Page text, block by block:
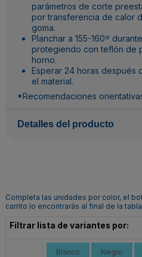
parámetros de corte
por transferencia de calor
goma.
Planchar a 155-160º
protegiendo con teflón de
horno.
Esperar 24 horas después
el material.
*Recomendaciones
Detalles del producto
Completa las unidades por color, el
carrito lo encontrarás al final de la
Filtrar lista de variantes por:
Blanco Negro